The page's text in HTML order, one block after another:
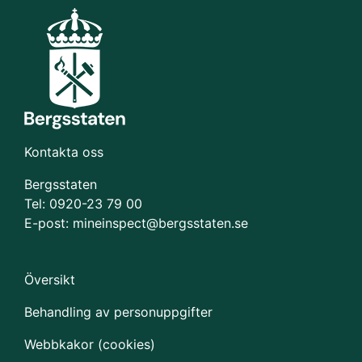
Kontakta oss
Bergsstaten
Tel: 0920-23 79 00
E-post: mineinspect@bergsstaten.se
Översikt
Behandling av personuppgifter
Webbkakor (cookies)